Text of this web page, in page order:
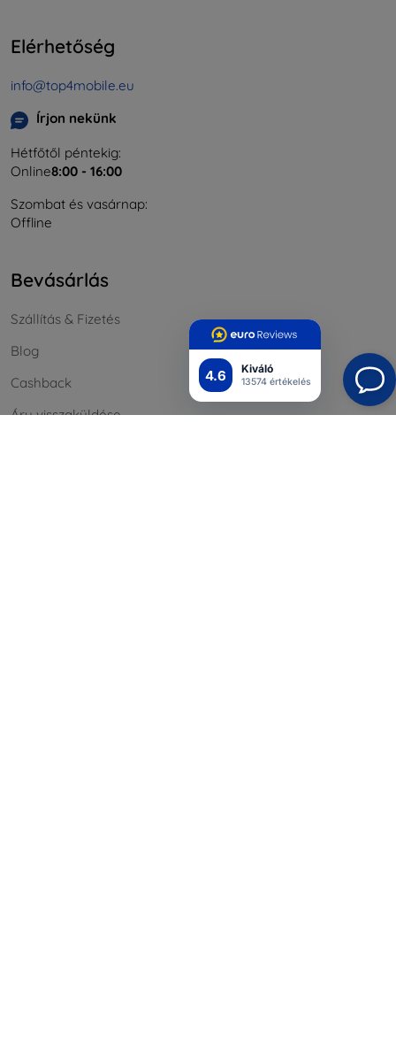
4.6 Kiváló
13574 értékelés
Elérhetőség
info@top4mobile.eu
Írjon nekünk
Hétfőtől péntekig:
Online8:00 - 16:00
Szombat és vasárnap:
Offline
Bevásárlás
Szállítás & Fizetés
Blog
Cashback
Áru visszaküldése